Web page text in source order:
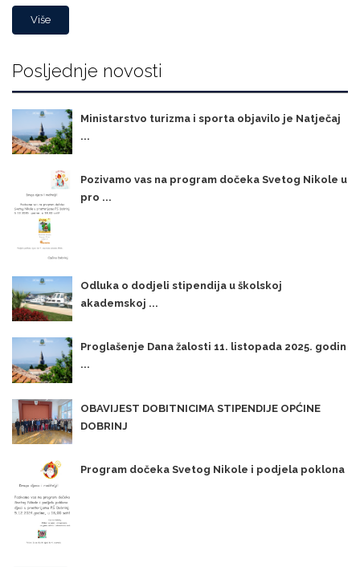
Više
Posljednje novosti
Ministarstvo turizma i sporta objavilo je Natječaj
...
Pozivamo vas na program dočeka Svetog Nikole u
pro ...
Odluka o dodjeli stipendija u školskoj
akademskoj ...
Proglašenje Dana žalosti 11. listopada 2025. godin
...
OBAVIJEST DOBITNICIMA STIPENDIJE OPĆINE
DOBRINJ
Program dočeka Svetog Nikole i podjela poklona